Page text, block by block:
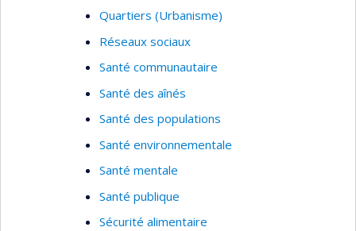
Quartiers (Urbanisme)
Réseaux sociaux
Santé communautaire
Santé des aînés
Santé des populations
Santé environnementale
Santé mentale
Santé publique
Sécurité alimentaire